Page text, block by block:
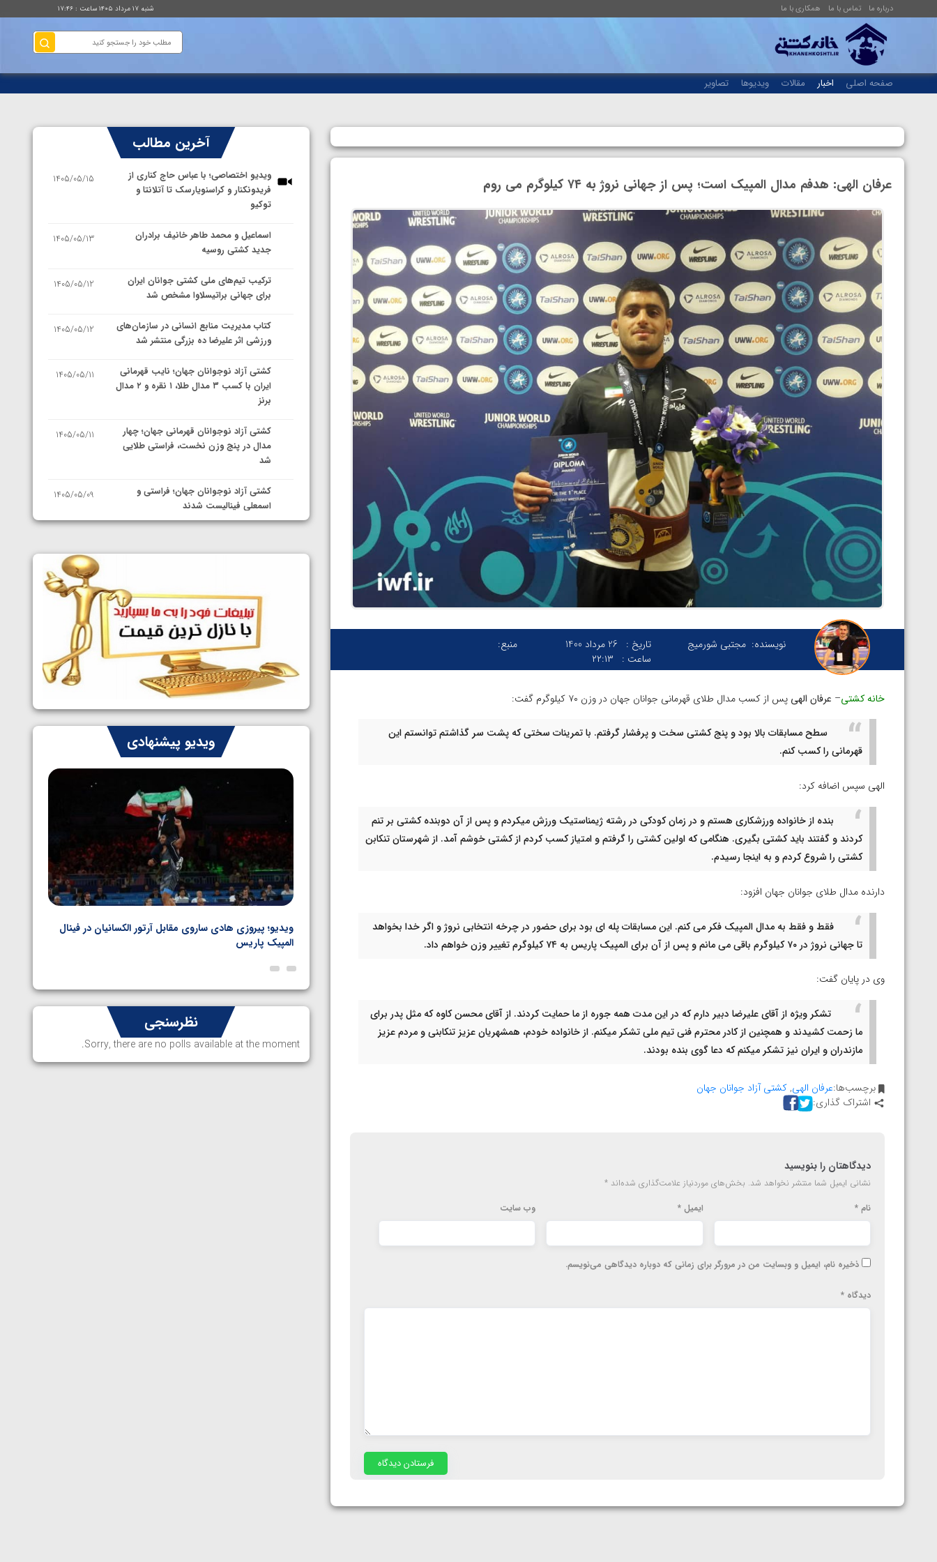
درباره ما تماس با ما همکاری با ما شنبه ۱۷ مرداد ۱۴۰۵ ساعت : ۱۷:۴۶
صفحه اصلی اخبار مقالات ویدیوها تصاویر
عرفان الهی: هدفم مدال المپیک است؛ پس از جهانی نروژ به ۷۴ کیلوگرم می روم
نویسنده: مجتبی شورمیج تاریخ :
26 مرداد 1400
ساعت :
۲۲:۱۳
منبع:
خانه کشتی– عرفان الهی پس از کسب مدال طلای قهرمانی جوانان جهان در وزن ۷۰ کیلوگرم گفت:
سطح مسابقات بالا بود و پنج کشتی سخت و پرفشار گرفتم. با تمرینات سختی که پشت سر گذاشتم توانستم این
قهرمانی را کسب کنم.
الهی سپس اضافه کرد:
بنده از خانواده ورزشکاری هستم و در زمان کودکی در رشته ژیمناستیک ورزش میکردم و پس از آن دوبنده کشتی بر تنم
کردند و گفتند باید کشتی بگیری. هنگامی که اولین کشتی را گرفتم و امتیاز کسب کردم از کشتی خوشم آمد. از شهرستان تنکابن
کشتی را شروع کردم و به اینجا رسیدم.
دارنده مدال طلای جوانان جهان افزود:
فقط و فقط به مدال المپیک فکر می کنم. این مسابقات پله ای بود برای حضور در چرخه انتخابی نروژ و اگر خدا بخواهد
تا جهانی نروژ در ۷۰ کیلوگرم باقی می مانم و پس از آن برای المپیک پاریس به ۷۴ کیلوگرم تغییر وزن خواهم داد.
وی در پایان گفت:
تشکر ویژه از آقای علیرضا دبیر دارم که در این مدت همه جوره از ما حمایت کردند. از آقای محسن کاوه که مثل پدر برای
ما زحمت کشیدند و همچنین از کادر محترم فنی تیم ملی تشکر میکنم. از خانواده خودم، همشهریان عزیز تنکابنی و مردم عزیز
مازندران و ایران نیز تشکر میکنم که دعا گوی بنده بودند.
برچسب‌ها:عرفان الهی,کشتی آزاد جوانان جهان
اشتراک گذاری:
دیدگاهتان را بنویسید
نشانی ایمیل شما منتشر نخواهد شد. بخش‌های موردنیاز علامت‌گذاری شده‌اند *
نام * ایمیل* وب‌ سایت
ذخیره نام، ایمیل و وبسایت من در مرورگر برای زمانی که دوباره دیدگاهی می‌نویسم.
دیدگاه *
آخرین مطالب
ویدیو اختصاصی؛ با عباس حاج کناری از
فریدونکنار و کراسنویارسک تا آتلانتا و
توکیو
1405/05/15
اسماعیل و محمد طاهر خانیف برادران
جدید کشتی روسیه
1405/05/13
ترکیب تیم‌های ملی کشتی جوانان ایران
برای جهانی براتیسلاوا مشخص شد
1405/05/12
کتاب مدیریت منابع انسانی در سازمان‌های
ورزشی اثر علیرضا ده بزرگی منتشر شد
1405/05/12
کشتی آزاد نوجوانان جهان؛ نایب قهرمانی
ایران با کسب ۳ مدال طلا، ۱ نقره و ۲ مدال
برنز
1405/05/11
کشتی آزاد نوجوانان قهرمانی جهان؛ چهار
مدال در پنج وزن نخست، فراستی طلایی
شد
1405/05/11
کشتی آزاد نوجوانان جهان؛ فراستی و
اسمعلی فینالیست شدند
1405/05/09
نمایندگان ایران مشخص شدند
سوم برای ایران
1405/05/07
ایران چشم به راه چهار مدال در پنج وزن
دوم کشتی فرنگی نوجوانان جهان
1405/05/06
ویدیو پیشنهادی
امین میرزازاده
ویدیو؛ باخت امین کاویانی نژاد مقابل مالخاز آمویان از
ارمنستان
ویدیو؛ صعود حسن یزدانی به فینال المپیک با برتری مقابل
ناظم امینه
ویدیو؛ پیروزی هادی ساروی مقابل آرتور الکسانیان در فینال
المپیک پاریس
نظرسنجی
Sorry, there are no polls available at the moment.